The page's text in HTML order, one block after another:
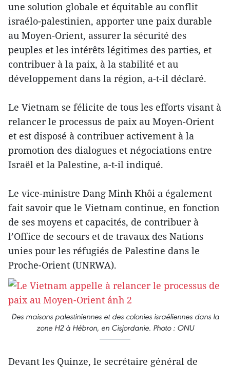
une solution globale et équitable au conflit
israélo-palestinien, apporter une paix durable
au Moyen-Orient, assurer la sécurité des
peuples et les intérêts légitimes des parties, et
contribuer à la paix, à la stabilité et au
développement dans la région, a-t-il déclaré.
Le Vietnam se félicite de tous les efforts visant à
relancer le processus de paix au Moyen-Orient
et est disposé à contribuer activement à la
promotion des dialogues et négociations entre
Israël et la Palestine, a-t-il indiqué.
Le vice-ministre Dang Minh Khôi a également
fait savoir que le Vietnam continue, en fonction
de ses moyens et capacités, de contribuer à
l’Office de secours et de travaux des Nations
unies pour les réfugiés de Palestine dans le
Proche-Orient (UNRWA).
Des maisons palestiniennes et des colonies israéliennes dans la
zone H2 à Hébron, en Cisjordanie. Photo : ONU
Devant les Quinze, le secrétaire général de